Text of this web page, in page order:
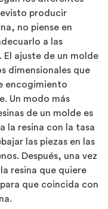
producir
, no piense en
a las
ajuste de un molde
dimensionales que
encogimiento
Un modo más
de un molde es
la resina con la tasa
las piezas en las
Después, una vez
resina que quiere
que coincida con